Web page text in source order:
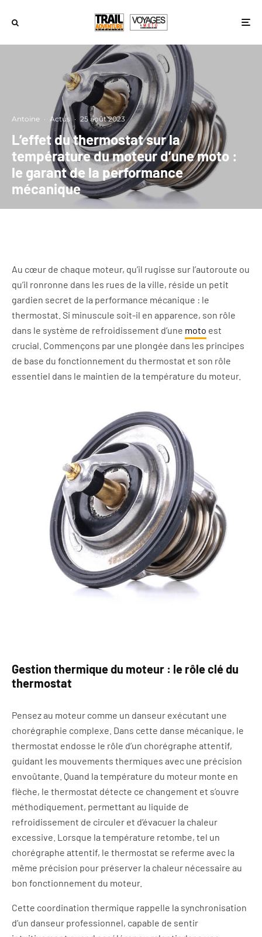
Antoine · Actus · 25 août 2023
L’effet du thermostat sur la
température du moteur d’une moto :
le garant de la performance
mécanique
Au cœur de chaque moteur, qu’il rugisse sur l’autoroute ou
qu’il ronronne dans les rues de la ville, réside un petit
gardien secret de la performance mécanique : le
thermostat. Si minuscule soit-il en apparence, son rôle
dans le système de refroidissement d’une moto est
crucial. Commençons par une plongée dans les principes
de base du fonctionnement du thermostat et son rôle
essentiel dans le maintien de la température du moteur.
Gestion thermique du moteur : le rôle clé du
thermostat
Pensez au moteur comme un danseur exécutant une
chorégraphie complexe. Dans cette danse mécanique, le
thermostat endosse le rôle d’un chorégraphe attentif,
guidant les mouvements thermiques avec une précision
envoûtante. Quand la température du moteur monte en
flèche, le thermostat détecte ce changement et s’ouvre
méthodiquement, permettant au liquide de
refroidissement de circuler et d’évacuer la chaleur
excessive. Lorsque la température retombe, tel un
chorégraphe attentif, le thermostat se referme avec la
même précision pour préserver la chaleur nécessaire au
bon fonctionnement du moteur.
Cette coordination thermique rappelle la synchronisation
d’un danseur professionnel, capable de sentir